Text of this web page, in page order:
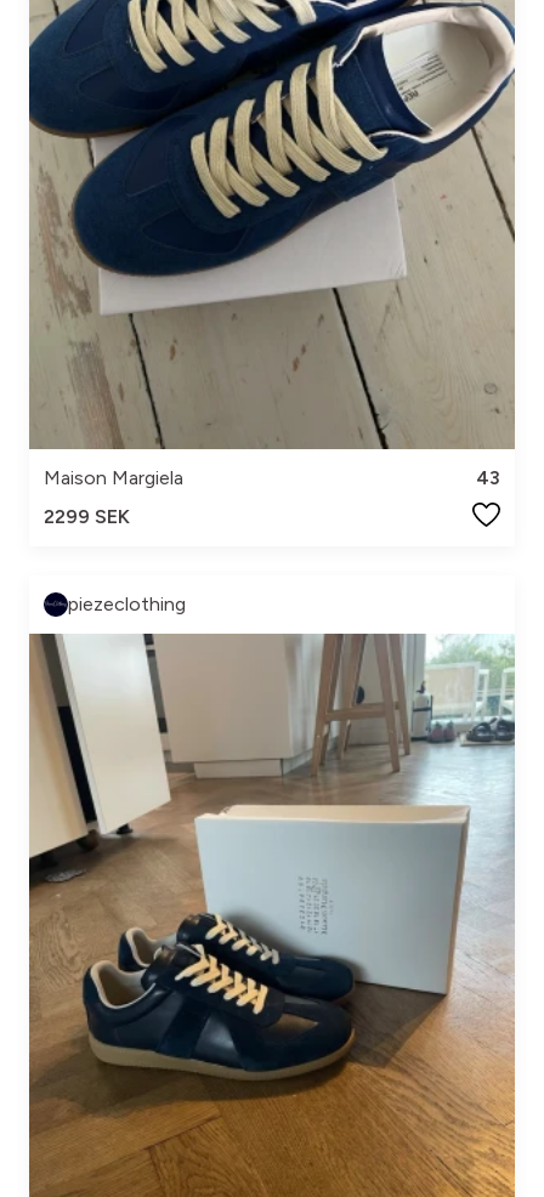
Maison Margiela
43
2299 SEK
piezeclothing